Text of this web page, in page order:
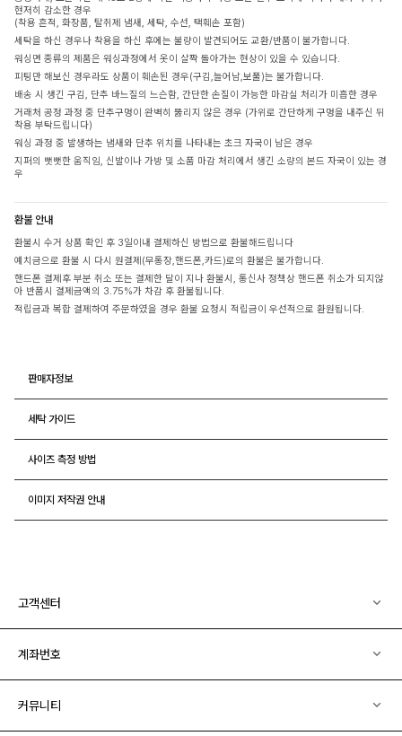
현저히 감소한 경우
(착용 흔적, 화장품, 탈취제 냄새, 세탁, 수선, 택훼손 포함)
세탁을 하신 경우나 착용을 하신 후에는 불량이 발견되어도 교환/반품이 불가합니다.
워싱면 종류의 제품은 워싱과정에서 옷이 살짝 돌아가는 현상이 있을 수 있습니다.
피팅만 해보신 경우라도 상품이 훼손된 경우(구김,늘어남,보풀)는 불가합니다.
배송 시 생긴 구김, 단추 바느질의 느슨함, 간단한 손질이 가능한 마감실 처리가 미흡한 경우
거래처 공정 과정 중 단추구멍이 완벽히 뚫리지 않은 경우 (가위로 간단하게 구멍을 내주신 뒤
착용 부탁드립니다)
워싱 과정 중 발생하는 냄새와 단추 위치를 나타내는 초크 자국이 남은 경우
지퍼의 뻣뻣한 움직임, 신발이나 가방 및 소품 마감 처리에서 생긴 소량의 본드 자국이 있는 경
우
환불 안내
환불시 수거 상품 확인 후 3일이내 결제하신 방법으로 환불해드립니다
예치금으로 환불 시 다시 원결제(무통장,핸드폰,카드)로의 환불은 불가합니다.
핸드폰 결제후 부분 취소 또는 결제한 달이 지나 환불시, 통신사 정책상 핸드폰 취소가 되지않
아 반품시 결제금액의 3.75%가 차감 후 환불됩니다.
적립금과 복합 결제하여 주문하였을 경우 환불 요청시 적립금이 우선적으로 환원됩니다.
판매자정보
세탁 가이드
사이즈 측정 방법
이미지 저작권 안내
고객센터
계좌번호
커뮤니티